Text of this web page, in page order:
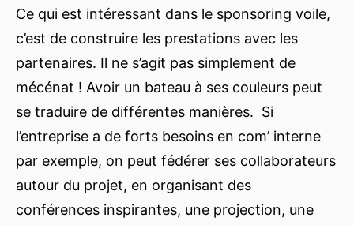
Ce qui est intéressant dans le sponsoring voile,
c’est de construire les prestations avec les
partenaires. Il ne s’agit pas simplement de
mécénat ! Avoir un bateau à ses couleurs peut
se traduire de différentes manières. Si
l’entreprise a de forts besoins en com’ interne
par exemple, on peut fédérer ses collaborateurs
autour du projet, en organisant des
conférences inspirantes, une projection, une